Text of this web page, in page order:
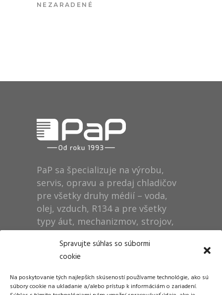
Spravujte súhlas so súbormi
cookie
Na poskytovanie tých najlepších skúseností používame technológie, ako sú
súbory cookie na ukladanie a/alebo prístup k informáciám o zariadení.
NEZARADENÉ
PaP sa špecializuje na výrobu,
servis, opravu a predaj chladičov
pre všetky druhy médií – voda,
olej, vzduch, R134 a pre všetky
typy áut, mechanizmov, strojov,
technológií, rušňov…
Dušan Pytel P a P